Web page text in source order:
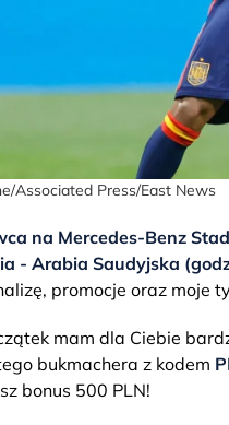
Associated Press/East News
na Mercedes-Benz
- Arabia Saudyjska
promocje oraz moje
mam dla Ciebie
bukmachera z kodem
bonus 500 PLN!